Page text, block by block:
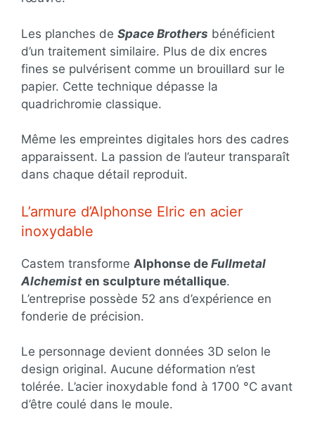
Les planches de Space Brothers bénéficient
d’un traitement similaire. Plus de dix encres
fines se pulvérisent comme un brouillard sur le
papier. Cette technique dépasse la
quadrichromie classique.
Même les empreintes digitales hors des cadres
apparaissent. La passion de l’auteur transparaît
dans chaque détail reproduit.
L’armure d’Alphonse Elric en acier
inoxydable
Castem transforme Alphonse de Fullmetal
Alchemist en sculpture métallique.
L’entreprise possède 52 ans d’expérience en
fonderie de précision.
Le personnage devient données 3D selon le
design original. Aucune déformation n’est
tolérée. L’acier inoxydable fond à 1700 °C avant
d’être coulé dans le moule.